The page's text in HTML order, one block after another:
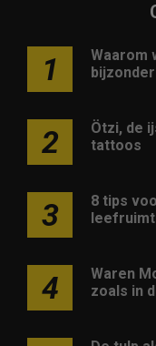
1
Waarom
2
Ötzi, de
tattoos
3
8 tips
4
Waren
zoals in